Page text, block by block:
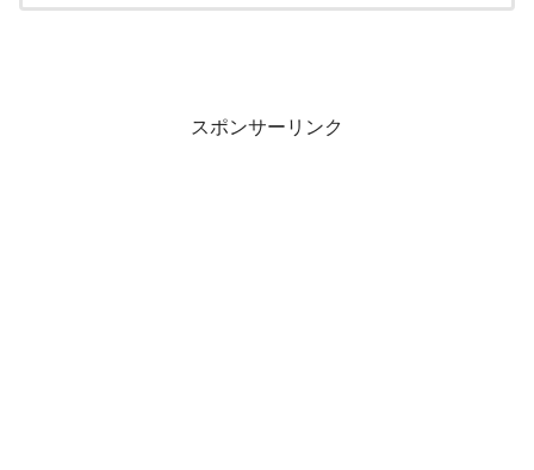
スポンサーリンク